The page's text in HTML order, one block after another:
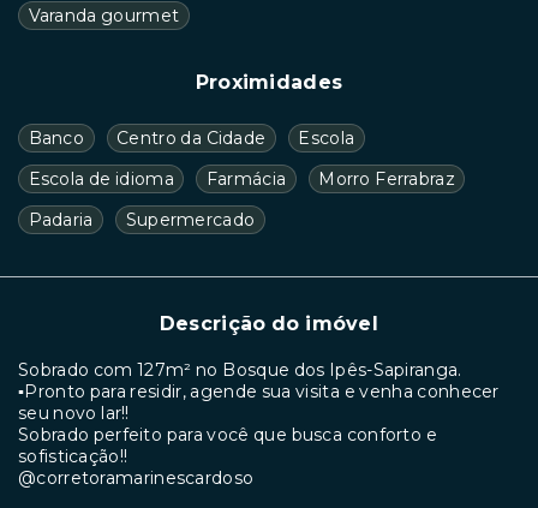
Varanda gourmet
Proximidades
Banco Centro da Cidade
Escola
Escola de idioma
Farmácia
Morro Ferrabraz
Padaria
Supermercado
Descrição do imóvel
Sobrado com 127m² no Bosque dos Ipês-Sapiranga.
▪︎Pronto para residir, agende sua visita e venha conhecer
seu novo lar!!
Sobrado perfeito para você que busca conforto e
sofisticação!!
@corretoramarinescardoso